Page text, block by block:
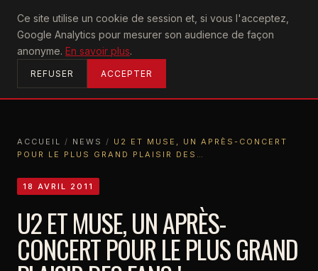
Ce site utilise un cookie de session et, si vous l'acceptez,
Google Analytics pour mesurer son audience de façon
anonyme. En savoir plus.
REFUSER ACCEPTER
U2achtung
ACCUEIL
ACCUEIL / NEWS / U2 ET MUSE, UN APRÈS-CONCERT
POUR LE PLUS GRAND PLAISIR DES…
18 AVRIL 2011
U2 ET MUSE, UN APRÈS-
CONCERT POUR LE PLUS GRAND